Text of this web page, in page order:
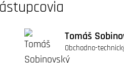
Tomáš
Obchodno-